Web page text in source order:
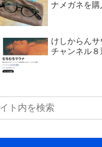
ナメガネを購
けしからん
チャンネル８